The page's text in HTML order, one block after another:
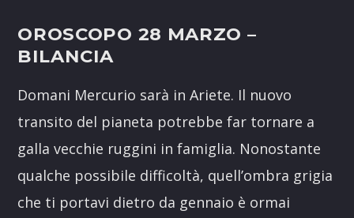
OROSCOPO 28 MARZO –
BILANCIA
Domani Mercurio sarà in Ariete. Il nuovo
transito del pianeta potrebbe far tornare a
galla vecchie ruggini in famiglia. Nonostante
qualche possibile difficoltà, quell’ombra grigia
che ti portavi dietro da gennaio è ormai